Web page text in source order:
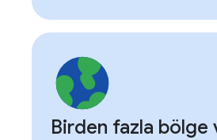
Birden fazla bölge